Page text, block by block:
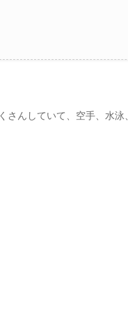
んしていて、空手、水